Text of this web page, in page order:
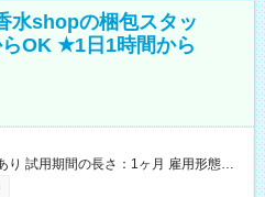
水shopの梱包スタッ
OK ★1日1時間から
り 試用期間の長さ：1ヶ月 雇用形態、
す。